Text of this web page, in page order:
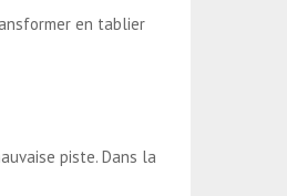
en tablier
piste. Dans la